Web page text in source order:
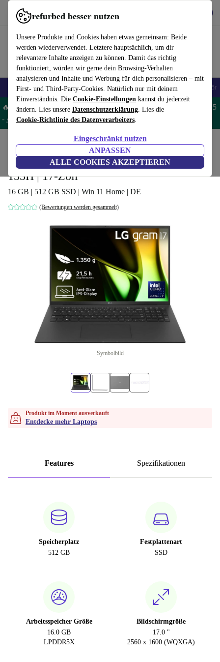
refurbed besser nutzen
Unsere Produkte und Cookies haben etwas gemeinsam: Beide
werden wiederverwendet. Letztere hauptsächlich, um dir
relevantere Inhalte anzeigen zu können. Damit das richtig
funktioniert, würden wir gerne dein Browsing-Verhalten
analysieren und Inhalte und Werbung für dich personalisieren – mit
First- und Third-Party-Cookies. Natürlich nur mit deinem
Einverständnis. Die Cookie-Einstellungen kannst du jederzeit
ändern. Lies unsere Datenschutzerklärung. Lies die
Cookie-Richtlinie des Datenverarbeiters.
Eingeschränkt nutzen
ANPASSEN
ALLE COOKIES AKZEPTIEREN
refurbed schnell und einfach nutzen
🎒 Back to school Handys Laptops Tablets Smartwatches Zubehör
🔥 Spare 5% EXTRA auf MacBooks und iPads – Code: MACPAD5
- AGB
Laptops
LG gram Pro 17 (2024) | Core Ultra 7
155H | 17-Zoll
16 GB | 512 GB SSD | Win 11 Home | DE
(Bewertungen werden gesammelt)
Symbolbild
Produkt im Moment ausverkauft
Entdecke mehr Laptops
Features Spezifikationen
Speicherplatz
512 GB
Festplattenart
SSD
Arbeitsspeicher Größe
16.0 GB
LPDDR5X
Bildschirmgröße
17.0 "
2560 x 1600 (WQXGA)